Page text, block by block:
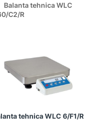
Balanta tehnica WLC
C2/R
tehnica WLC 6/F1/R